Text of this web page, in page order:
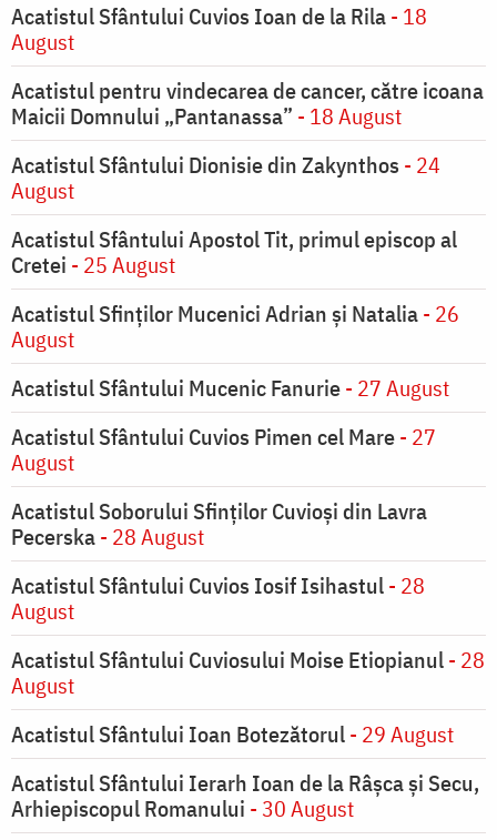
Acatistul Sfântului Cuvios Ioan de la Rila- 18
August
Acatistul pentru vindecarea de cancer, către icoana
Maicii Domnului „Pantanassa” - 18 August
Acatistul Sfântului Dionisie din Zakynthos - 24
August
Acatistul Sfântului Apostol Tit, primul episcop al
Cretei - 25 August
Acatistul Sfinților Mucenici Adrian și Natalia- 26
August
Acatistul Sfântului Mucenic Fanurie- 27 August
Acatistul Sfântului Cuvios Pimen cel Mare- 27
August
Acatistul Soborului Sfinților Cuvioși din Lavra
Pecerska- 28 August
Acatistul Sfântului Cuvios Iosif Isihastul- 28
August
Acatistul Sfântului Cuviosului Moise Etiopianul- 28
August
Acatistul Sfântului Ioan Botezătorul- 29 August
Acatistul Sfântului Ierarh Ioan de la Râşca şi Secu,
Arhiepiscopul Romanului - 30 August